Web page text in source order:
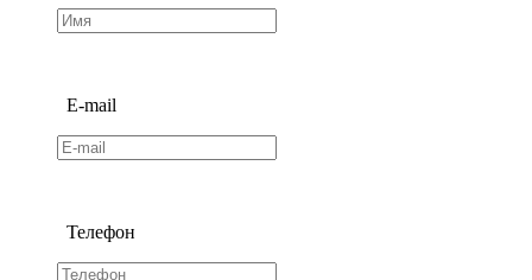
E-mail
Телефон